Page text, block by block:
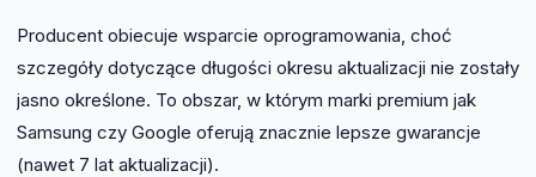
Producent obiecuje wsparcie oprogramowania, choć
szczegóły dotyczące długości okresu aktualizacji nie zostały
jasno określone. To obszar, w którym marki premium jak
Samsung czy Google oferują znacznie lepsze gwarancje
(nawet 7 lat aktualizacji).